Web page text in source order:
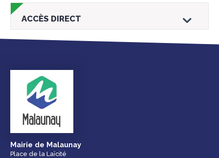
ACCÈS DIRECT
Droits et
démarches
Mairie de Malaunay
Place de la Laïcité